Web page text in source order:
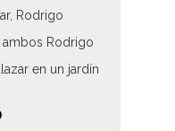
Rodrigo
ambos Rodrigo
en un jardín